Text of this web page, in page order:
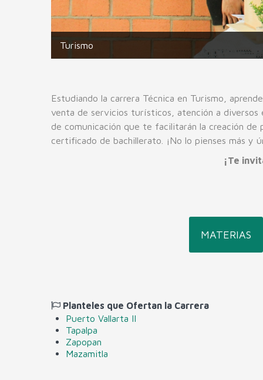
Turismo
Estudiando la carrera Técnica en Turismo,
venta de servicios turísticos, atención a diversos
de comunicación que te facilitarán la creación
certificado de bachillerato. ¡No lo pienses más y
¡Te
MATERIAS
Planteles que Ofertan la Carrera
Puerto Vallarta II
Tapalpa
Zapopan
Mazamitla